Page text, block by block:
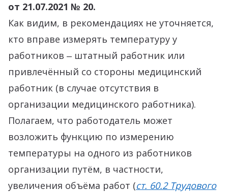
от 21.07.2021 № 20.
Как видим, в рекомендациях не уточняется,
кто вправе измерять температуру у
работников ‒ штатный работник или
привлечённый со стороны медицинский
работник (в случае отсутствия в
организации медицинского работника).
Полагаем, что работодатель может
возложить функцию по измерению
температуры на одного из работников
организации путём, в частности,
увеличения объёма работ (ст. 60.2 Трудового